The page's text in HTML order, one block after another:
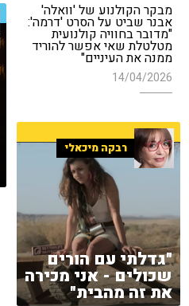
מבקר הקולנוע של 'וואלה'
אבנר שביט על הסרט 'דרמה':
"מדובר בחוויה קולנועית
מטלטלת שאי אפשר להוריד
ממנה את העיניים"
14/04/2026
רבקה מיכאלי
"גדלתי עם הורים
שכולים - אני מכירה
את זה מהבית"